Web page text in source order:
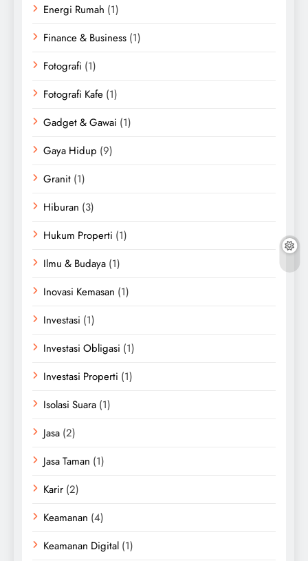
Energi Rumah (1)
Finance & Business (1)
Fotografi (1)
Fotografi Kafe (1)
Gadget & Gawai (1)
Gaya Hidup (9)
Granit (1)
Hiburan (3)
Hukum Properti (1)
Ilmu & Budaya (1)
Inovasi Kemasan (1)
Investasi (1)
Investasi Obligasi (1)
Investasi Properti (1)
Isolasi Suara (1)
Jasa (2)
Jasa Taman (1)
Karir (2)
Keamanan (4)
Keamanan Digital (1)